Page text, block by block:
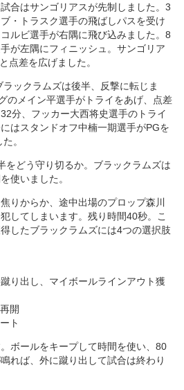
合はサンゴリアスが先制しました。3
・トラスク選手の飛ばしパスを受け
ルビ選手が右隅に飛び込みました。8
が左隅にフィニッシュ。サンゴリア
点差を広げました。
ックラムズは後半、反撃に転じま
のメイン平選手がトライをあげ、点差
分、フッカー大西将史選手のトライ
はスタンドオフ中楠一期選手がPGを
。
どう守り切るか。ブラックラムズは
使いました。
りからか、途中出場のプロップ森川
してしまいます。残り時間40秒。こ
したブラックラムズには4つの選択肢
出し、マイボールラインアウト獲
開
ト
ールをキープして時間を使い、80
れば、外に蹴り出して試合は終わり